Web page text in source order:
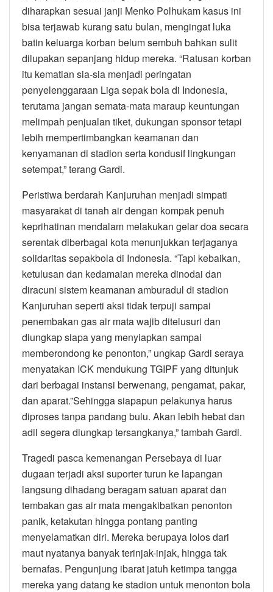
diharapkan sesuai janji Menko Polhukam kasus ini
bisa terjawab kurang satu bulan, mengingat luka
batin keluarga korban belum sembuh bahkan sulit
dilupakan sepanjang hidup mereka. “Ratusan korban
itu kematian sia-sia menjadi peringatan
penyelenggaraan Liga sepak bola di Indonesia,
terutama jangan semata-mata maraup keuntungan
melimpah penjualan tiket, dukungan sponsor tetapi
lebih mempertimbangkan keamanan dan
kenyamanan di stadion serta kondusif lingkungan
setempat,” terang Gardi.
Peristiwa berdarah Kanjuruhan menjadi simpati
masyarakat di tanah air dengan kompak penuh
keprihatinan mendalam melakukan gelar doa secara
serentak diberbagai kota menunjukkan terjaganya
solidaritas sepakbola di Indonesia. “Tapi kebaikan,
ketulusan dan kedamaian mereka dinodai dan
diracuni sistem keamanan amburadul di stadion
Kanjuruhan seperti aksi tidak terpuji sampai
penembakan gas air mata wajib ditelusuri dan
diungkap siapa yang menyiapkan sampai
memberondong ke penonton,” ungkap Gardi seraya
menyatakan ICK mendukung TGIPF yang ditunjuk
dari berbagai instansi berwenang, pengamat, pakar,
dan aparat.”Sehingga siapapun pelakunya harus
diproses tanpa pandang bulu. Akan lebih hebat dan
adil segera diungkap tersangkanya,” tambah Gardi.
Tragedi pasca kemenangan Persebaya di luar
dugaan terjadi aksi suporter turun ke lapangan
langsung dihadang beragam satuan aparat dan
tembakan gas air mata mengakibatkan penonton
panik, ketakutan hingga pontang panting
menyelamatkan diri. Mereka berupaya lolos dari
maut nyatanya banyak terinjak-injak, hingga tak
bernafas. Pengunjung ibarat jatuh ketimpa tangga
mereka yang datang ke stadion untuk menonton bola